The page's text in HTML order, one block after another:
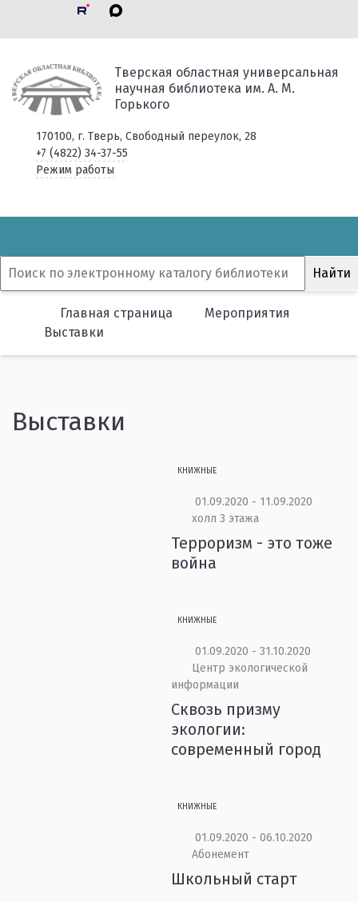
Тверская областная универсальная
научная библиотека им. А. М.
Горького
170100, г. Тверь, Свободный переулок, 28
+7 (4822) 34-37-55
Режим работы
Главная страница
Мероприятия
Выставки
Выставки
КНИЖНЫЕ
01.09.2020 - 11.09.2020
холл 3 этажа
Терроризм - это тоже
война
КНИЖНЫЕ
01.09.2020 - 31.10.2020
Центр экологической
информации
Сквозь призму
экологии:
современный город
КНИЖНЫЕ
01.09.2020 - 06.10.2020
Абонемент
Школьный старт